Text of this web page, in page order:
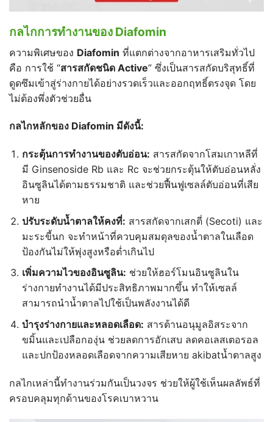
กลไกการทำงานของ Diafomin
ความพิเศษของ Diafomin ที่แตกต่างจากอาหารเสริมทั่วไป
คือ การใช้ “สารสกัดชนิด Active” ซึ่งเป็นสารสกัดบริสุทธิ์ที่
ดูดซึมเข้าสู่ร่างกายได้อย่างรวดเร็วและออกฤทธิ์ตรงจุด โดย
ไม่ต้องพึ่งตัวช่วยอื่น
กลไกหลักของ Diafomin มีดังนี้:
กระตุ้นการทำงานของตับอ่อน: สารสกัดจากโสมเกาหลีที่
มี Ginsenoside Rb และ Rc จะช่วยกระตุ้นให้ตับอ่อนหลั่ง
อินซูลินได้ตามธรรมชาติ และช่วยฟื้นฟูเซลล์ตับอ่อนที่เสีย
หาย
ปรับระดับน้ำตาลให้คงที่: สารสกัดจากเสกตี่ (Secoti) และ
มะระขี้นก จะทำหน้าที่ควบคุมสมดุลของน้ำตาลในเลือด
ป้องกันไม่ให้พุ่งสูงหรือต่ำเกินไป
เพิ่มความไวของอินซูลิน: ช่วยให้ฮอร์โมนอินซูลินใน
ร่างกายทำงานได้มีประสิทธิภาพมากขึ้น ทำให้เซลล์
สามารถนำน้ำตาลไปใช้เป็นพลังงานได้ดี
บำรุงร่างกายและหลอดเลือด: สารต้านอนุมูลอิสระจาก
ขมิ้นและเปลือกองุ่น ช่วยลดการอักเสบ ลดคอเลสเตอรอล
และปกป้องหลอดเลือดจากความเสียหาย akibatน้ำตาลสูง
กลไกเหล่านี้ทำงานร่วมกันเป็นวงจร ช่วยให้ผู้ใช้เห็นผลลัพธ์ที่
ครอบคลุมทุกด้านของโรคเบาหวาน